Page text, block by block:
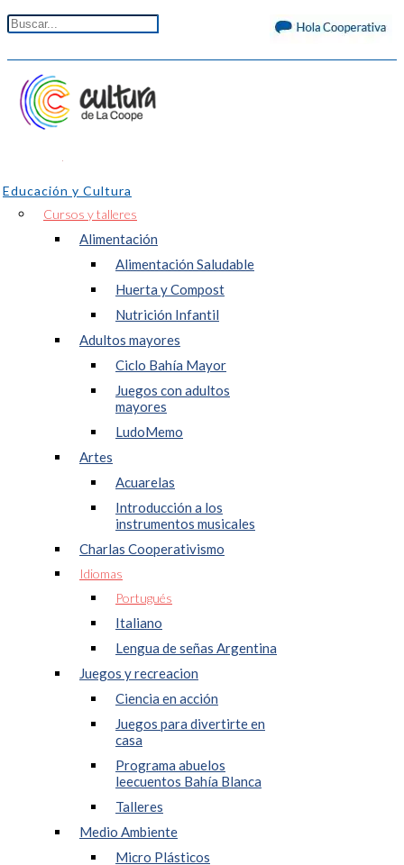
Educación y Cultura
Cursos y talleres
Alimentación
Alimentación Saludable
Huerta y Compost
Nutrición Infantil
Adultos mayores
Ciclo Bahía Mayor
Juegos con adultos
mayores
LudoMemo
Artes
Acuarelas
Introducción a los
instrumentos musicales
Charlas Cooperativismo
Idiomas
Portugués
Italiano
Lengua de señas Argentina
Juegos y recreacion
Ciencia en acción
Juegos para divertirte en
casa
Programa abuelos
leecuentos Bahía Blanca
Talleres
Medio Ambiente
Micro Plásticos